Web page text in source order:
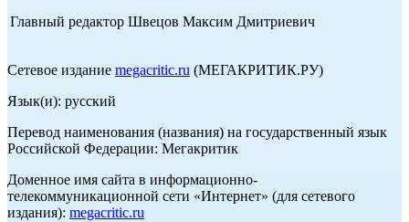
Главный редактор Швецов Максим Дмитриевич
Сетевое издание megacritic.ru (МЕГАКРИТИК.РУ)
Язык(и): русский
Перевод наименования (названия) на государственный язык
Российской Федерации: Мегакритик
Доменное имя сайта в информационно-
телекоммуникационной сети «Интернет» (для сетевого
издания): megacritic.ru